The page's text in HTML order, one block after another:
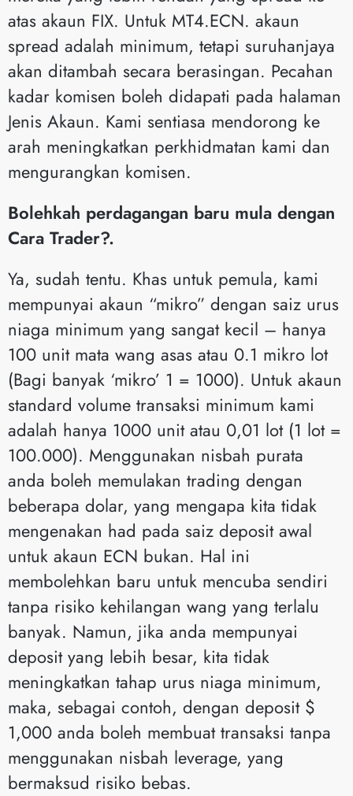
atas akaun FIX. Untuk MT4.ECN. akaun
spread adalah minimum, tetapi suruhanjaya
akan ditambah secara berasingan. Pecahan
kadar komisen boleh didapati pada halaman
Jenis Akaun. Kami sentiasa mendorong ke
arah meningkatkan perkhidmatan kami dan
mengurangkan komisen.
Bolehkah perdagangan baru mula dengan
Cara Trader?.
Ya, sudah tentu. Khas untuk pemula, kami
mempunyai akaun “mikro” dengan saiz urus
niaga minimum yang sangat kecil – hanya
100 unit mata wang asas atau 0.1 mikro lot
(Bagi banyak ‘mikro’ 1 = 1000). Untuk akaun
standard volume transaksi minimum kami
adalah hanya 1000 unit atau 0,01 lot (1 lot =
100.000). Menggunakan nisbah purata
anda boleh memulakan trading dengan
beberapa dolar, yang mengapa kita tidak
mengenakan had pada saiz deposit awal
untuk akaun ECN bukan. Hal ini
membolehkan baru untuk mencuba sendiri
tanpa risiko kehilangan wang yang terlalu
banyak. Namun, jika anda mempunyai
deposit yang lebih besar, kita tidak
meningkatkan tahap urus niaga minimum,
maka, sebagai contoh, dengan deposit $
1,000 anda boleh membuat transaksi tanpa
menggunakan nisbah leverage, yang
bermaksud risiko bebas.